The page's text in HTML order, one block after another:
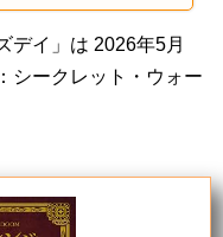
しています。
デイ」は 2026年5月
シークレット・ウォー